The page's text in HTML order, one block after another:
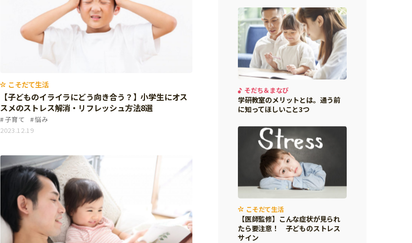
こそだて生活
【子どものイライラにどう向き合う？】小学生にオス
スメのストレス解消・リフレッシュ方法8選
子育て
悩み
2023.12.19
そだち＆まなび
学研教室のメリットとは。通う前
に知ってほしいこと3つ
こそだて生活
【医師監修】こんな症状が見られ
たら要注意！ 子どものストレス
サイン